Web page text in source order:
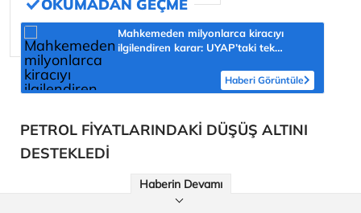
Mahkemeden milyonlarca kiracıyı
ilgilendiren karar: UYAP’taki tek
Haberi Görüntüle
PETROL FİYATLARINDAKİ DÜŞÜŞ ALTINI
DESTEKLEDİ
Haberin Devamı